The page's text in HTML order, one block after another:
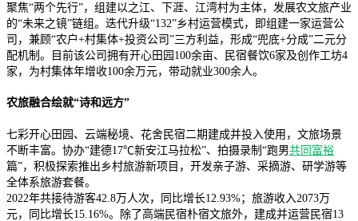
聚焦“两个先行”，组建以之江、下涯、江湾村为主体，发展农文旅产业
的“未来之镜”链组。迭代升级“132”乡村运营模式，即组建一家运营公
司，兼顾“农户+村集体+投资公司”三方利益，形成“兜底+分成”二元分
配机制。目前该公司拥有开心田园100余亩、民宿餐饮6家及创作工坊4
家，为村集体年增收100余万元，带动就业300余人。
农旅融合绘就“诗和远方”
七彩开心田园、云端秘境、花舍民宿二期建成并投入使用，文旅场景
不断丰富。协办“建德17℃新安江马拉松”、拍摄录制“跑男共同富裕
篇”，积极探索推出乡村旅游新项目，开发亲子游、采摘游、研学游等
全体系旅游套餐。
2022年共接待游客42.8万人次，同比增长12.93%；旅游收入2073万
元，同比增长15.16%。除了高端民宿朴宿文旅外，建成并运营民宿13